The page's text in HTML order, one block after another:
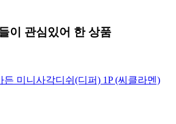
이 관심있어 한 상품
미니사각디쉬(디퍼) 1P (씨클라멘)